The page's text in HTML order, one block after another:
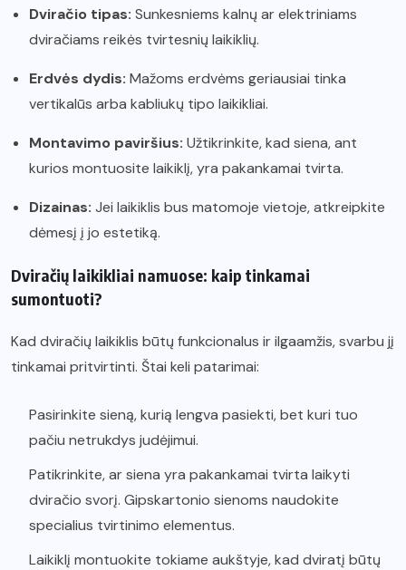
Dviračio tipas: Sunkesniems kalnų ar elektriniams
dviračiams reikės tvirtesnių laikiklių.
Erdvės dydis: Mažoms erdvėms geriausiai tinka
vertikalūs arba kabliukų tipo laikikliai.
Montavimo paviršius: Užtikrinkite, kad siena, ant
kurios montuosite laikiklį, yra pakankamai tvirta.
Dizainas: Jei laikiklis bus matomoje vietoje, atkreipkite
dėmesį į jo estetiką.
Dviračių laikikliai namuose: kaip tinkamai
sumontuoti?
Kad dviračių laikiklis būtų funkcionalus ir ilgaamžis, svarbu jį
tinkamai pritvirtinti. Štai keli patarimai:
Pasirinkite sieną, kurią lengva pasiekti, bet kuri tuo
pačiu netrukdys judėjimui.
Patikrinkite, ar siena yra pakankamai tvirta laikyti
dviračio svorį. Gipskartonio sienoms naudokite
specialius tvirtinimo elementus.
Laikiklį montuokite tokiame aukštyje, kad dviratį būtų